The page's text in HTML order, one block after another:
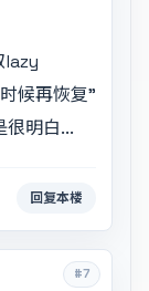
lazy
候再恢复”
很明白...
回复本楼
#7